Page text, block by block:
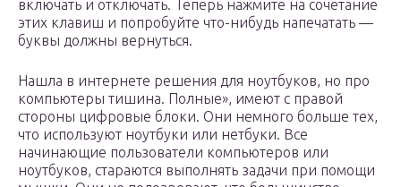
включать и отключать. Теперь нажмите на сочетание
этих клавиш и попробуйте что-нибудь напечатать —
буквы должны вернуться.
Нашла в интернете решения для ноутбуков, но про
компьютеры тишина. Полные», имеют с правой
стороны цифровые блоки. Они немного больше тех,
что используют ноутбуки или нетбуки. Все
начинающие пользователи компьютеров или
ноутбуков, стараются выполнять задачи при помощи